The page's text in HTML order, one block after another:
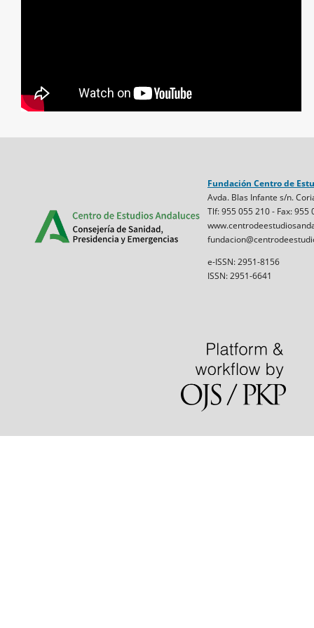
Fundación Centro de
Avda. Blas Infante s/n.
Tlf: 955 055 210 - Fax: 955
e-ISSN: 2951-8156
ISSN: 2951-6641